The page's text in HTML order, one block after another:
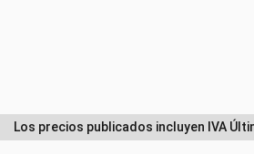
Los precios publicados incluyen IVA